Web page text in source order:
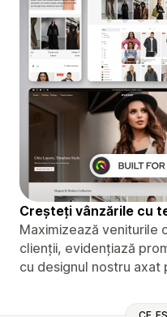
Creșteți vânzările cu
Maximizează veniturile
clienții, evidențiază
cu designul nostru axat